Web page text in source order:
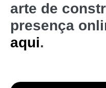
arte de
presença
aqui.